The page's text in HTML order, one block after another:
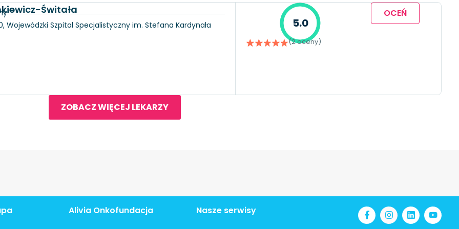
Świtała
Wojewódzki Szpital Specjalistyczny im. Stefana Kardynała
5.0
(2 oceny)
OCEŃ
ZOBACZ WIĘCEJ LEKARZY
Alivia Onkofundacja Nasze serwisy